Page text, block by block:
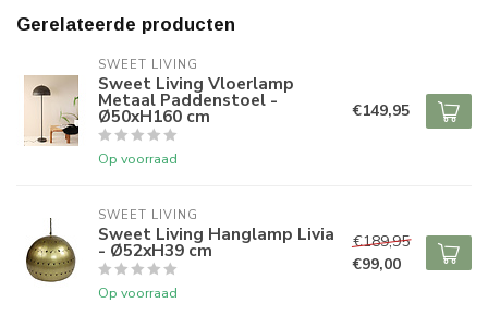
Gerelateerde producten
SWEET LIVING
Sweet Living Vloerlamp
Metaal Paddenstoel -
Ø50xH160 cm
Op voorraad
€149,95
SWEET LIVING
Sweet Living Hanglamp Livia
- Ø52xH39 cm
Op voorraad
€189,95
€99,00